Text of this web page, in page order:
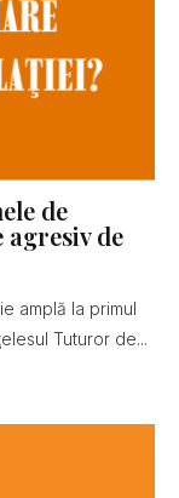
de
de
amplă la primul
Tuturor de...